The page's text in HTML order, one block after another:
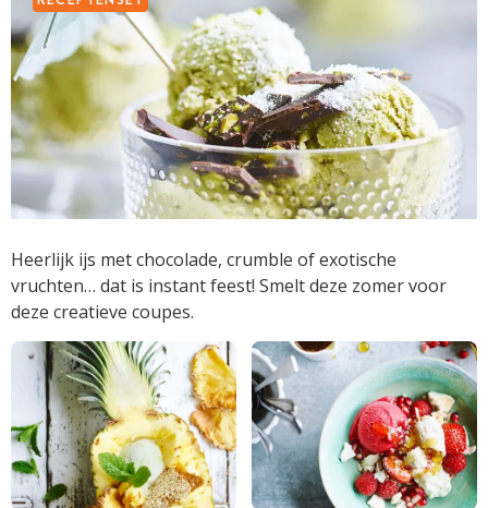
Heerlijk ijs met chocolade, crumble of exotische
vruchten… dat is instant feest! Smelt deze zomer voor
deze creatieve coupes.